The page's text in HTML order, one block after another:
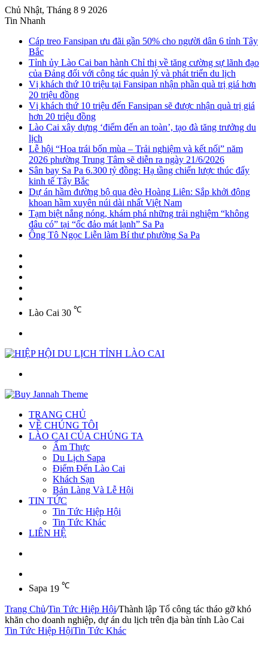
Chủ Nhật, Tháng 8 9 2026
Tin Nhanh
Cáp treo Fansipan ưu đãi gần 50% cho người dân 6 tỉnh Tây
Bắc
Tỉnh ủy Lào Cai ban hành Chỉ thị về tăng cường sự lãnh đạo
của Đảng đối với công tác quản lý và phát triển du lịch
Vị khách thứ 10 triệu tại Fansipan nhận phần quà trị giá hơn
20 triệu đồng
Vị khách thứ 10 triệu đến Fansipan sẽ được nhận quà trị giá
hơn 20 triệu đồng
Lào Cai xây dựng ‘điểm đến an toàn’, tạo đà tăng trưởng du
lịch
Lễ hội “Hoa trái bốn mùa – Trải nghiệm và kết nối” năm
2026 phường Trung Tâm sẽ diễn ra ngày 21/6/2026
Sân bay Sa Pa 6.300 tỷ đồng: Hạ tầng chiến lược thúc đẩy
kinh tế Tây Bắc
Dự án hầm đường bộ qua đèo Hoàng Liên: Sắp khởi động
khoan hầm xuyên núi dài nhất Việt Nam
Tạm biệt nắng nóng, khám phá những trải nghiệm “không
đâu có” tại “ốc đảo mát lạnh” Sa Pa
Ông Tô Ngọc Liễn làm Bí thư phường Sa Pa
Lào Cai 30 ℃
TRANG CHỦ
VỀ CHÚNG TÔI
LÀO CAI CỦA CHÚNG TA
Ẩm Thực
Du Lịch Sapa
Điểm Đến Lào Cai
Khách Sạn
Bản Làng Và Lễ Hội
TIN TỨC
Tin Tức Hiệp Hội
Tin Tức Khác
LIÊN HỆ
Sapa 19 ℃
Trang Chủ/Tin Tức Hiệp Hội/Thành lập Tổ công tác tháo gỡ khó
khăn cho doanh nghiệp, dự án du lịch trên địa bàn tỉnh Lào Cai
Tin Tức Hiệp HộiTin Tức Khác